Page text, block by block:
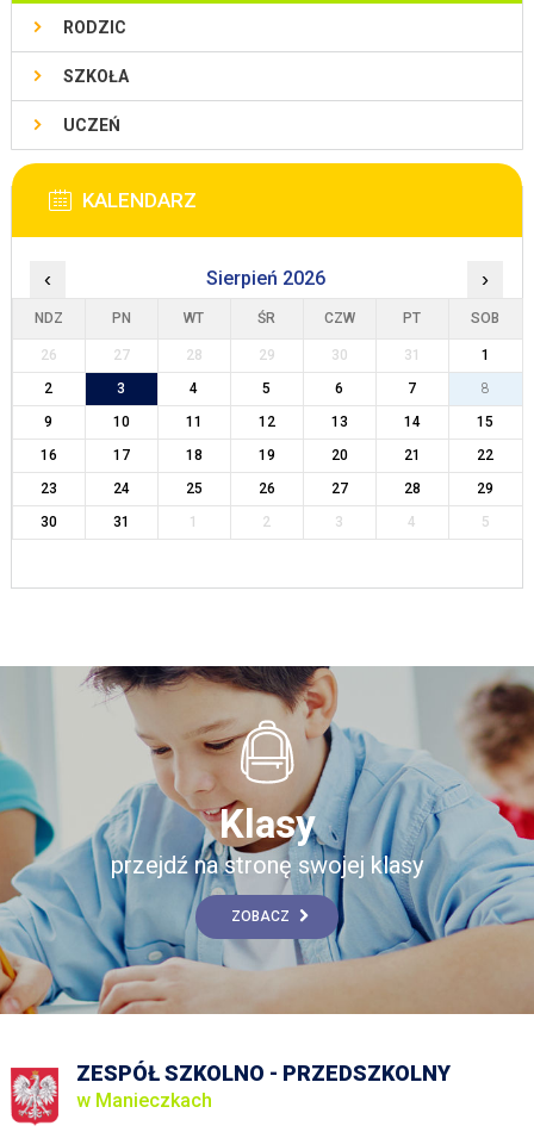
RODZIC
SZKOŁA
UCZEŃ
KALENDARZ
‹ Sierpień 2026 ›
NDZ PN WT ŚR CZW PT SOB
26 27 28 29 30 31
1
2
3 4 5 6 7
8
9
10 11 12 13 14
15
16
17 18 19 20 21
22
23
24 25 26 27 28
29
30
31 1 2 3 4 5
Klasy
przejdź na stronę swojej klasy
ZOBACZ
ZESPÓŁ SZKOLNO - PRZEDSZKOLNY
w Manieczkach